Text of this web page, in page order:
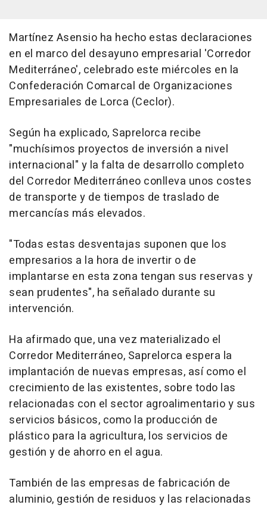
Martínez Asensio ha hecho estas declaraciones
en el marco del desayuno empresarial 'Corredor
Mediterráneo', celebrado este miércoles en la
Confederación Comarcal de Organizaciones
Empresariales de Lorca (Ceclor).
Según ha explicado, Saprelorca recibe
"muchísimos proyectos de inversión a nivel
internacional" y la falta de desarrollo completo
del Corredor Mediterráneo conlleva unos costes
de transporte y de tiempos de traslado de
mercancías más elevados.
"Todas estas desventajas suponen que los
empresarios a la hora de invertir o de
implantarse en esta zona tengan sus reservas y
sean prudentes", ha señalado durante su
intervención.
Ha afirmado que, una vez materializado el
Corredor Mediterráneo, Saprelorca espera la
implantación de nuevas empresas, así como el
crecimiento de las existentes, sobre todo las
relacionadas con el sector agroalimentario y sus
servicios básicos, como la producción de
plástico para la agricultura, los servicios de
gestión y de ahorro en el agua.
También de las empresas de fabricación de
aluminio, gestión de residuos y las relacionadas